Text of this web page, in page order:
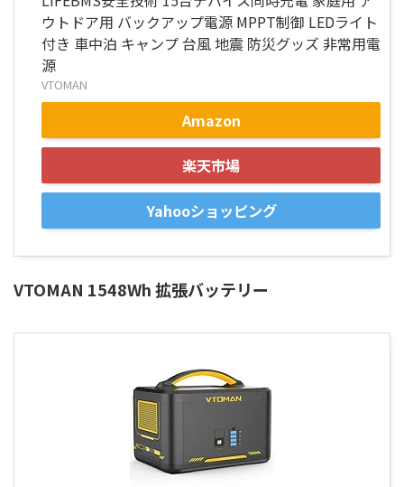
ウトドア用 バックアップ電源 MPPT制御 LEDライト
付き 車中泊 キャンプ 台風 地震 防災グッズ 非常用電
源
VTOMAN
Amazon
楽天市場
Yahooショッピング
VTOMAN 1548Wh 拡張バッテリー